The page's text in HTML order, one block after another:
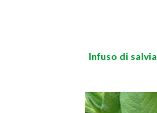
Infuso di salvia